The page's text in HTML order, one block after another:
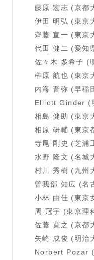
藤原 宏志 (京都
伊田 明弘 (東京
齊藤 宣一 (東京
代田 健二 (愛知
佐々木 多希子 (
榊原 航也 (東京
内海 晋弥 (早稲
Elliott Ginder (
相島 健助 (東京
相原 研輔 (東京
寺尾 剛史 (芝浦
水野 隆文 (名城
村川 秀樹 (九州
曽我部 知広 (名
小林 由佳 (東京
周 冠宇 (東京理
佐藤 寛之 (京都
矢崎 成俊 (明治
Norbert Pozar (